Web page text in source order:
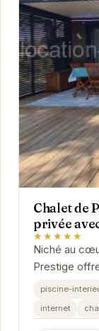
Chalet de
privée
★★★★★
Niché au
Prestige
vacances
piscine-
internet